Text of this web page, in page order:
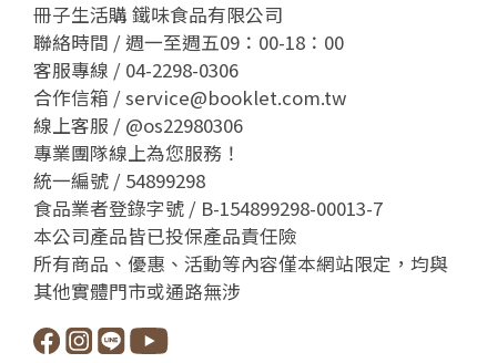
冊子生活購 鐵味食品有限公司
聯絡時間 / 週一至週五09：00-18：00
客服專線 / 04-2298-0306
合作信箱 / service@booklet.com.tw
線上客服 / @os22980306
專業團隊線上為您服務！
統一編號 / 54899298
食品業者登錄字號 / B-154899298-00013-7
本公司產品皆已投保產品責任險
所有商品、優惠、活動等內容僅本網站限定，均與
其他實體門市或通路無涉